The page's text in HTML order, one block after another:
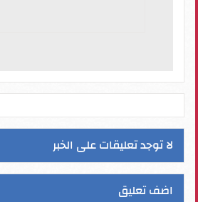
لا توجد تعليقات على الخبر
اضف تعليق